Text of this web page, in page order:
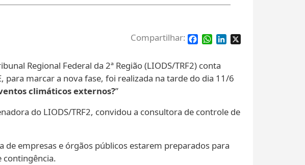
Facebook
WhatsApp
LinkedIn
Regional Federal da 2ª Região (LIODS/TRF2) conta
marcar a nova fase, foi realizada na tarde do dia 11/6
climáticos externos?”
do LIODS/TRF2, convidou a consultora de controle de
empresas e órgãos públicos estarem preparados para
contingência.